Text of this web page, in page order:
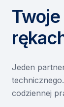
Drukarki i
Etykiety i
Skanery i
Monitory
Niszczarki
Wynajem
Wynajem
Asystent
EZD RP
Misja szkoła
Serwis
O nas
Jeden
codziennej